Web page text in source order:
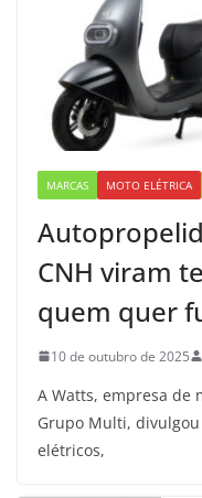
MARCAS MOTO ELÉTRICA
CNH viram
quem quer
10 de outubro de 2025
A Watts, empresa de
Grupo Multi,
elétricos,